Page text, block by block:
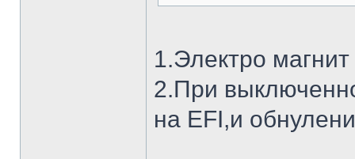
1.Электро магнит
2.При
на EFI,и